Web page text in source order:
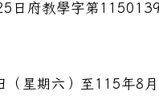
日府教學字第
星期六）至115年8